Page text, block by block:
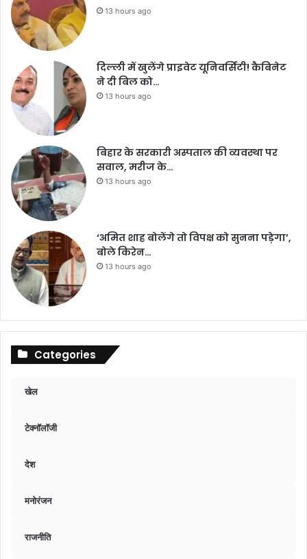
13 hours ago
दिल्ली में खुलेंगे प्राइवेट यूनिवर्सिटी! कैबिनेट
ने दी बिल को…
13 hours ago
बिहार के सरकारी अस्पताल की व्यवस्था पर
सवाल, मरीज के…
13 hours ago
‘अमित शाह बोलेंगे तो विपक्ष को सुनना पड़ेगा’,
बोले किरेन…
13 hours ago
Categories
खेल
टेक्नॉलॉजी
देश
मनोरंजन
राजनीति